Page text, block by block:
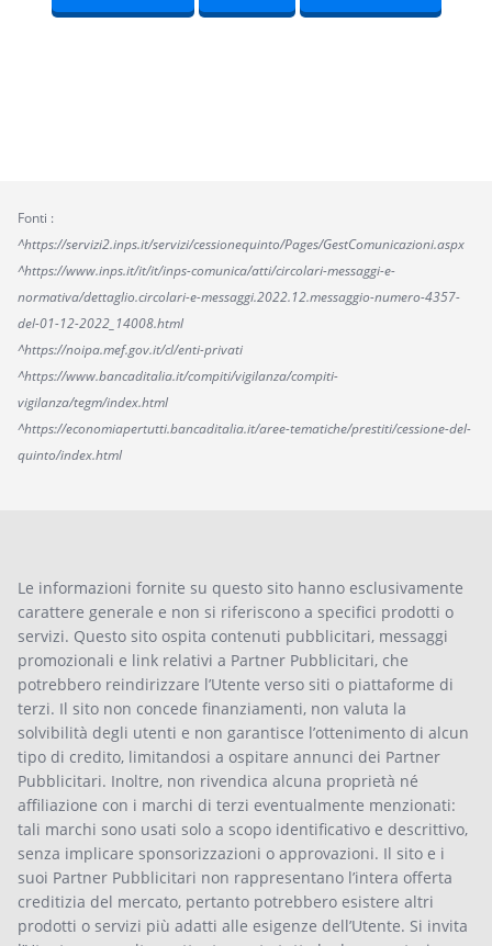
Fonti :
^https://servizi2.inps.it/servizi/cessionequinto/Pages/GestComunicazioni.aspx
^https://www.inps.it/it/it/inps-comunica/atti/circolari-messaggi-e-
normativa/dettaglio.circolari-e-messaggi.2022.12.messaggio-numero-4357-
del-01-12-2022_14008.html
^https://noipa.mef.gov.it/cl/enti-privati
^https://www.bancaditalia.it/compiti/vigilanza/compiti-
vigilanza/tegm/index.html
^https://economiapertutti.bancaditalia.it/aree-tematiche/prestiti/cessione-del-
quinto/index.html
Le informazioni fornite su questo sito hanno esclusivamente
carattere generale e non si riferiscono a specifici prodotti o
servizi. Questo sito ospita contenuti pubblicitari, messaggi
promozionali e link relativi a Partner Pubblicitari, che
potrebbero reindirizzare l’Utente verso siti o piattaforme di
terzi. Il sito non concede finanziamenti, non valuta la
solvibilità degli utenti e non garantisce l’ottenimento di alcun
tipo di credito, limitandosi a ospitare annunci dei Partner
Pubblicitari. Inoltre, non rivendica alcuna proprietà né
affiliazione con i marchi di terzi eventualmente menzionati:
tali marchi sono usati solo a scopo identificativo e descrittivo,
senza implicare sponsorizzazioni o approvazioni. Il sito e i
suoi Partner Pubblicitari non rappresentano l’intera offerta
creditizia del mercato, pertanto potrebbero esistere altri
prodotti o servizi più adatti alle esigenze dell’Utente. Si invita